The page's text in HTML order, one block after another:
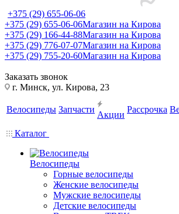
+375 (29) 655-06-06
+375 (29) 655-06-06Магазин на Кирова
+375 (29) 166-44-88Магазин на Кирова
+375 (29) 776-07-07Магазин на Кирова
+375 (29) 755-20-60Магазин на Кирова
Заказать звонок
г. Минск, ул. Кирова, 23
Велосипеды Запчасти
Акции
Рассрочка
Каталог
Велосипеды
Горные велосипеды
Женские велосипеды
Мужские велосипеды
Детские велосипеды